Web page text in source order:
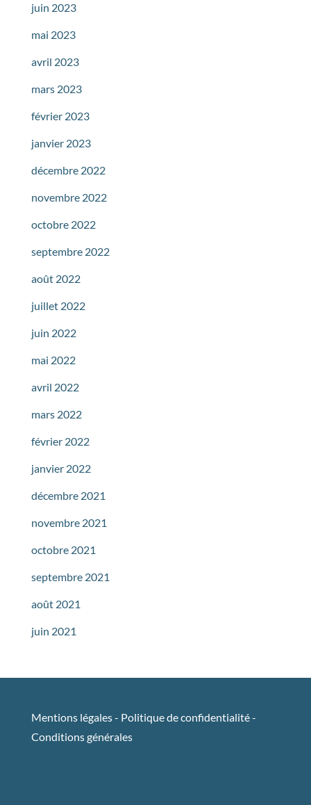
juin 2023
mai 2023
avril 2023
mars 2023
février 2023
janvier 2023
décembre 2022
novembre 2022
octobre 2022
septembre 2022
août 2022
juillet 2022
juin 2022
mai 2022
avril 2022
mars 2022
février 2022
janvier 2022
décembre 2021
novembre 2021
octobre 2021
septembre 2021
août 2021
juin 2021
Mentions légales- Politique de confidentialité-
Conditions générales